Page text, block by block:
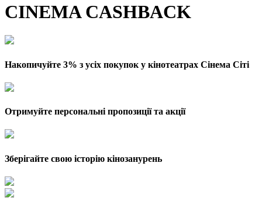
CINEMA CASHBACK
Накопичуйте 3% з усіх покупок у кінотеатрах Сінема Сіті
Отримуйте персональні пропозиції та акції
Зберігайте свою історію кінозанурень